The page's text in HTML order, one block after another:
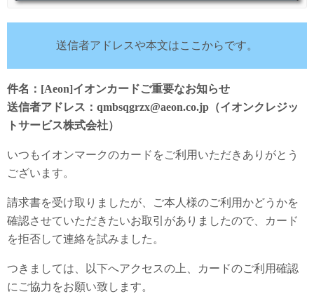
送信者アドレスや本文はここからです。
件名：[Aeon]イオンカードご重要なお知らせ
送信者アドレス：qmbsqgrzx@aeon.co.jp（イオンクレジッ
トサービス株式会社）
いつもイオンマークのカードをご利用いただきありがとう
ございます。
請求書を受け取りましたが、ご本人様のご利用かどうかを
確認させていただきたいお取引がありましたので、カード
を拒否して連絡を試みました。
つきましては、以下へアクセスの上、カードのご利用確認
にご協力をお願い致します。